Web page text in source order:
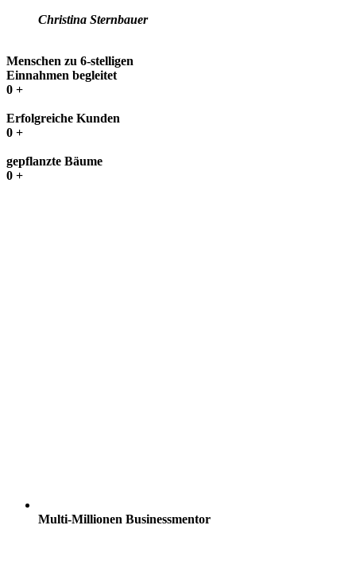
Christina Sternbauer
Menschen zu 6-stelligen
Einnahmen begleitet
0 +
Erfolgreiche Kunden
0 +
gepflanzte Bäume
0 +
Multi-Millionen Businessmentor